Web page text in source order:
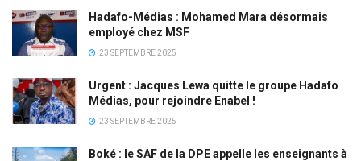
Hadafo-Médias : Mohamed Mara désormais
employé chez MSF
23 SEPTEMBRE 2025
Urgent : Jacques Lewa quitte le groupe Hadafo
Médias, pour rejoindre Enabel !
23 SEPTEMBRE 2025
Boké : le SAF de la DPE appelle les enseignants à